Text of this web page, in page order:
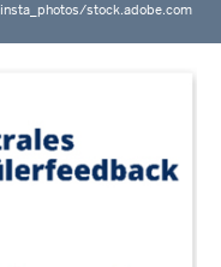
insta_photos/stock.adobe.com